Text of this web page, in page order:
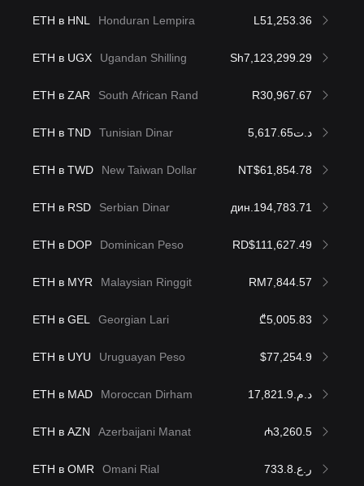
ETH в HNL Honduran Lempira L51,253.36
ETH в UGX Ugandan Shilling Sh7,123,299.29
ETH в ZAR South African Rand R30,967.67
ETH в TND Tunisian Dinar د.ت5,617.65
ETH в TWD New Taiwan Dollar NT$61,854.78
ETH в RSD Serbian Dinar дин.194,783.71
ETH в DOP Dominican Peso RD$111,627.49
ETH в MYR Malaysian Ringgit RM7,844.57
ETH в GEL Georgian Lari ₾5,005.83
ETH в UYU Uruguayan Peso $77,254.9
ETH в MAD Moroccan Dirham د.م.17,821.9
ETH в AZN Azerbaijani Manat ₼3,260.5
ETH в OMR Omani Rial ر.ع.733.8